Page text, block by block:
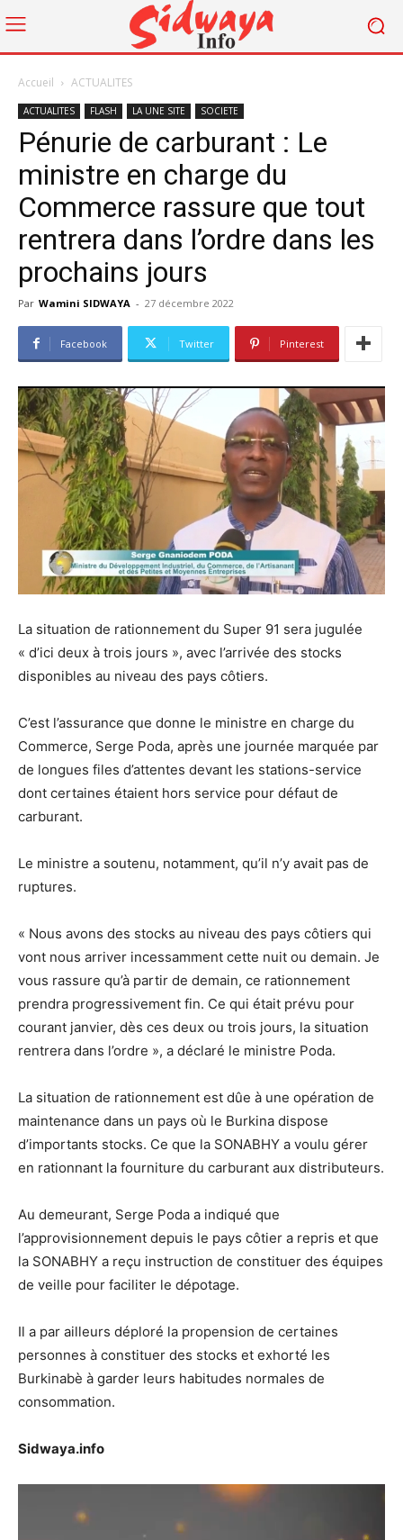
Accueil ACTUALITES
ACTUALITES FLASH LA UNE SITE SOCIETE
Pénurie de carburant : Le
ministre en charge du
Commerce rassure que tout
rentrera dans l’ordre dans les
prochains jours
Par Wamini SIDWAYA - 27 décembre 2022
Facebook Twitter Pinterest
La situation de rationnement du Super 91 sera jugulée
« d’ici deux à trois jours », avec l’arrivée des stocks
disponibles au niveau des pays côtiers.
C’est l’assurance que donne le ministre en charge du
Commerce, Serge Poda, après une journée marquée par
de longues files d’attentes devant les stations-service
dont certaines étaient hors service pour défaut de
carburant.
Le ministre a soutenu, notamment, qu’il n’y avait pas de
ruptures.
« Nous avons des stocks au niveau des pays côtiers qui
vont nous arriver incessamment cette nuit ou demain. Je
vous rassure qu’à partir de demain, ce rationnement
prendra progressivement fin. Ce qui était prévu pour
courant janvier, dès ces deux ou trois jours, la situation
rentrera dans l’ordre », a déclaré le ministre Poda.
La situation de rationnement est dûe à une opération de
maintenance dans un pays où le Burkina dispose
d’importants stocks. Ce que la SONABHY a voulu gérer
en rationnant la fourniture du carburant aux distributeurs.
Au demeurant, Serge Poda a indiqué que
l’approvisionnement depuis le pays côtier a repris et que
la SONABHY a reçu instruction de constituer des équipes
de veille pour faciliter le dépotage.
Il a par ailleurs déploré la propension de certaines
personnes à constituer des stocks et exhorté les
Burkinabè à garder leurs habitudes normales de
consommation.
Sidwaya.info
Lecteur